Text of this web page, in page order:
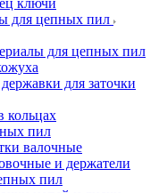
ключи
для цепных пил
для цепных пил
для заточки
кольцах
пил
валочные
и держатели
пил